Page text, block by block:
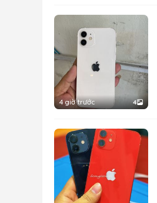
4 giờ trước 4